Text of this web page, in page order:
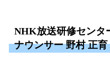
NHK放送研修センタ
ナウンサー 野村 正育